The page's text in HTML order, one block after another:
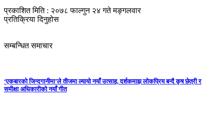
प्रकाशित मिति : २०७८ फाल्गुन २४ गते मङ्गलवार
प्रतिक्रिया दिनुहोस
सम्बन्धित समाचार
‘एकबारको जिन्दगानीमा’ले तीजमा ल्यायो नयाँ उत्साह, दर्शकमाझ लोकप्रिय बन्दै कृष छेत्री र
समीक्षा अधिकारीको नयाँ गीत